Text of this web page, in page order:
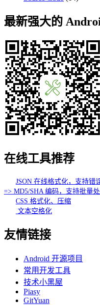
最新强大的
在线工具推荐
JSON 在线格式化，支持错
=> MD5/SHA 编码，支持批量
CSS 格式化、压缩
文本空格化
友情链接
Android 开源项目
常用开发工具
技术小黑屋
Piasy
GitYuan